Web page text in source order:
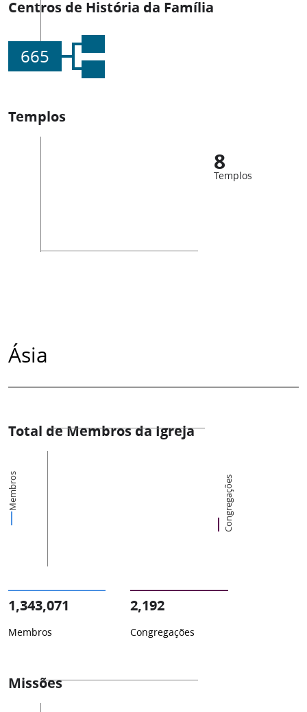
Centros de História da Família
665
Templos
8
Templos
Ásia
Total de Membros da Igreja
Membros Congregações
1,343,071
Membros
2,192
Congregações
Missões